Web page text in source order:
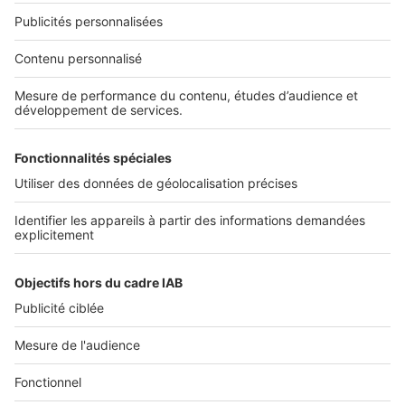
NOS APPLICATIONS
Découvrez nos applications
Tous nos services pro
Accès client
Mes annonces sur SeLoger
À DÉCOUVRIR
Tout l'immobilier
Toutes les villes
Tous les départements
Toutes les régions